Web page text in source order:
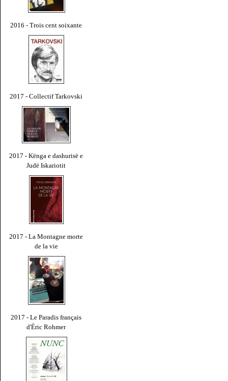
2016 - Trois cent soixante
2017 - Collectif Tarkovski
2017 - Kënga e dashurisë e
Judë Iskariotit
2017 - La Montagne morte
de la vie
2017 - Le Paradis français
d'Éric Rohmer